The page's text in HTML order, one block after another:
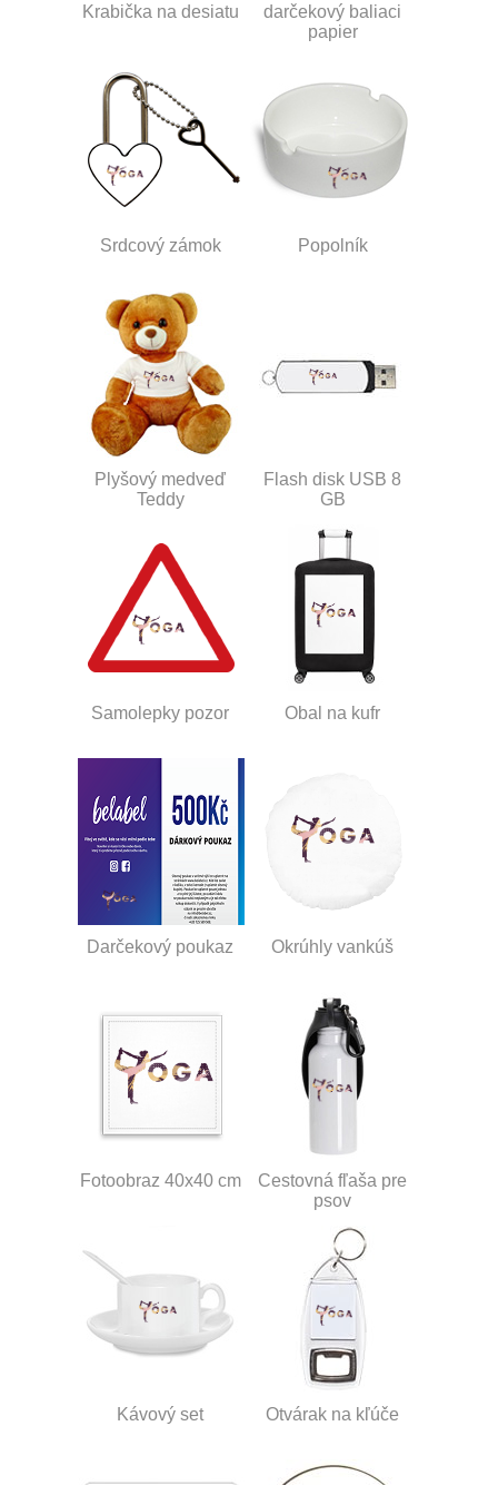
Krabička na desiatu
darčekový baliaci
papier
Srdcový zámok Popolník
Plyšový medveď
Teddy
Flash disk USB 8
GB
Samolepky pozor Obal na kufr
Darčekový poukaz Okrúhly vankúš
Fotoobraz 40x40 cm
Cestovná fľaša pre
psov
Kávový set Otvárak na kľúče